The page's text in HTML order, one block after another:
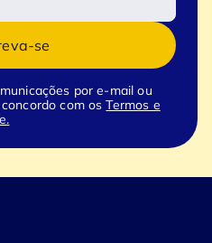
se
por e-mail ou
com osTermos e